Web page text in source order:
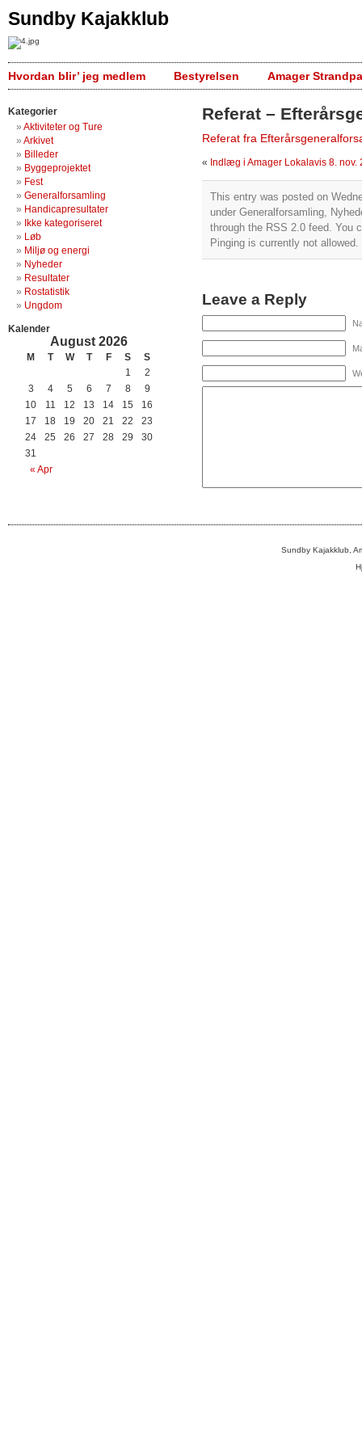
Sundby Kajakklub
Hvordan blir’ jeg medlem Bestyrelsen Amager
Kategorier
Aktiviteter og Ture
Arkivet
Billeder
Byggeprojektet
Fest
Generalforsamling
Handicapresultater
Ikke kategoriseret
Løb
Miljø og energi
Nyheder
Resultater
Rostatistik
Ungdom
Kalender
August 2026
M T W T F S S
« Apr
1
2
3
4 5 6 7 8
9
10
11 12 13 14 15
16
17
18 19 20 21 22
23
24
25 26 27 28 29
30
31
Referat –
Referat fra
« Indlæg i Amager Lokalavis 8. nov.
This entry was posted on
under Generalforsamling,
through the RSS 2.0 feed. You
Pinging is currently not allowed.
Leave a Reply
Sundby Kajakklub,